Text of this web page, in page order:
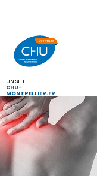
UN SITE
CHU-
MONTPELLIER.FR